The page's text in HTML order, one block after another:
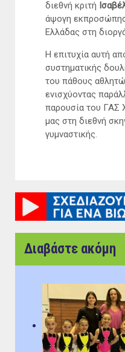
διεθνή κριτή
άψογη
Ελλάδας στη
Η επιτυχία αυτή
συστηματικής
του πάθους
ενισχύοντας
παρουσία του ΓΑΣ
μας στη διεθνή
γυμναστικής.
Διαβάστε ακόμη